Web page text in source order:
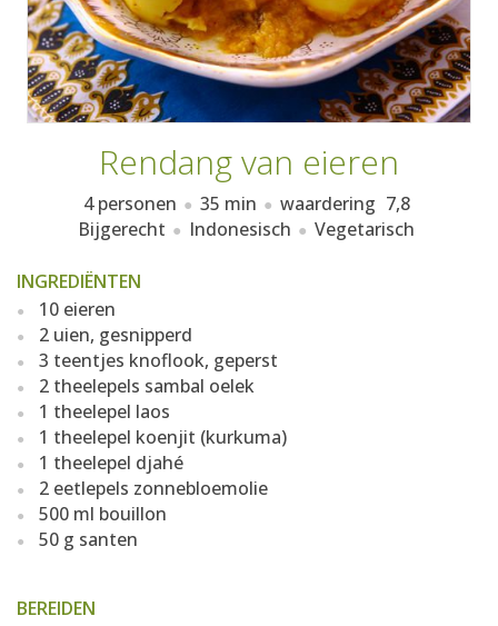
Rendang van eieren
4 personen 35 min waardering 7,8
Bijgerecht
Indonesisch Vegetarisch
INGREDIËNTEN
10 eieren
2 uien, gesnipperd
3 teentjes knoflook, geperst
2 theelepels sambal oelek
1 theelepel laos
1 theelepel koenjit (kurkuma)
1 theelepel djahé
2 eetlepels zonnebloemolie
500 ml bouillon
50 g santen
BEREIDEN